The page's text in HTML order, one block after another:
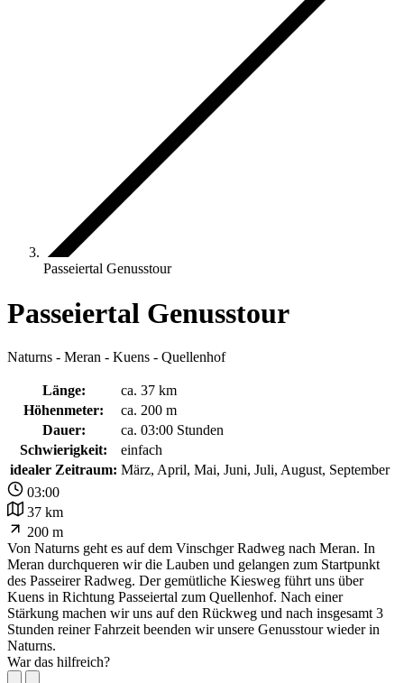
Passeiertal Genusstour
Passeiertal Genusstour
Naturns - Meran - Kuens - Quellenhof
Länge:
ca. 37 km
Höhenmeter:
ca. 200 m
Dauer:
ca. 03:00 Stunden
Schwierigkeit:
einfach
idealer Zeitraum: März, April, Mai, Juni, Juli, August, September
03:00
37 km
200 m
Von Naturns geht es auf dem Vinschger Radweg nach Meran. In
Meran durchqueren wir die Lauben und gelangen zum Startpunkt
des Passeirer Radweg. Der gemütliche Kiesweg führt uns über
Kuens in Richtung Passeiertal zum Quellenhof. Nach einer
Stärkung machen wir uns auf den Rückweg und nach insgesamt 3
Stunden reiner Fahrzeit beenden wir unsere Genusstour wieder in
Naturns.
War das hilfreich?